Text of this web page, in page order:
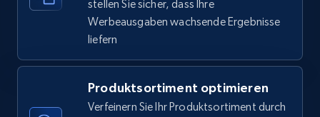
876+
Walmart - products - Find new products by
stellen Sie sicher, dass Ihre
Werbeausgaben wachsende Ergebnisse
liefern
Produktsortiment optimieren
Verfeinern Sie Ihr Produktsortiment durch